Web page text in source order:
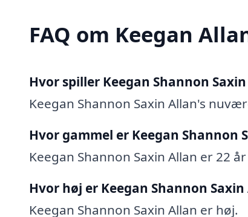
FAQ om Keegan
Hvor spiller Keegan Shannon
Keegan Shannon Saxin Allan's
Hvor gammel er Keegan Shannon
Keegan Shannon Saxin Allan er 22
Hvor høj er Keegan Shannon Saxin
Keegan Shannon Saxin Allan er høj.